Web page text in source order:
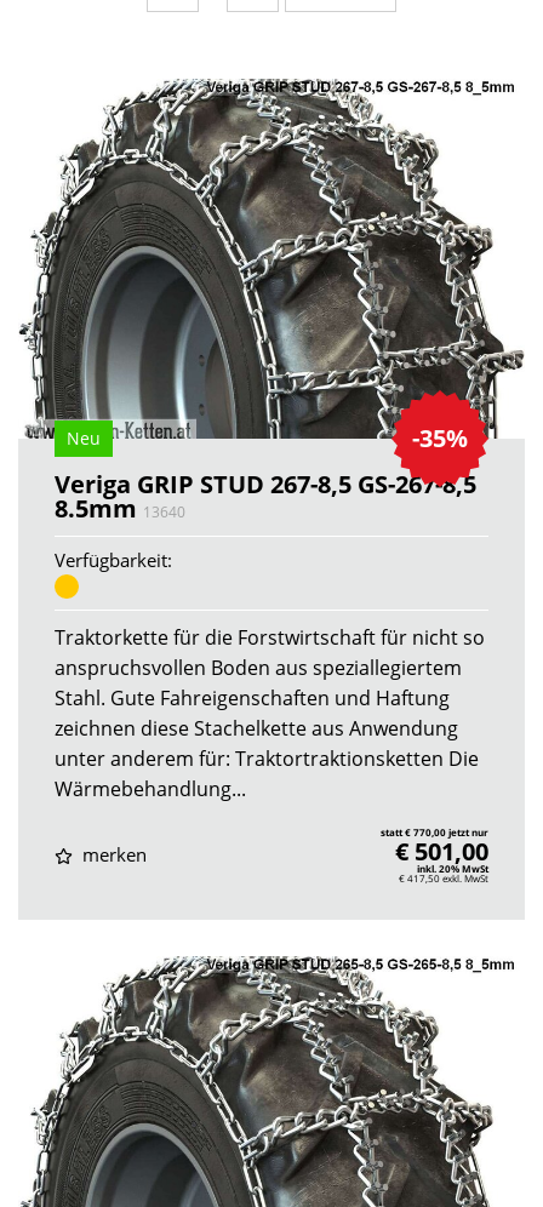
-35%
Neu
Veriga GRIP STUD 267-8,5 GS-267-8,5
8.5mm 13640
Verfügbarkeit:
Traktorkette für die Forstwirtschaft für nicht so
anspruchsvollen Boden aus speziallegiertem
Stahl. Gute Fahreigenschaften und Haftung
zeichnen diese Stachelkette aus Anwendung
unter anderem für: Traktortraktionsketten Die
Wärmebehandlung...
merken
statt € 770,00 jetzt nur
€ 501,00
inkl. 20% MwSt
€ 417,50exkl. MwSt